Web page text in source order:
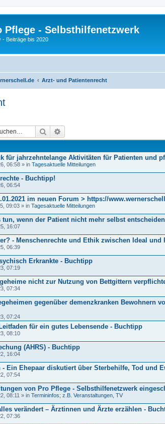
Pflege - Selbsthilfenetzwerk
- Beiträge bis 2020
Arzt- und Patientenrecht
Suche
für jahrzehntelange Aktivitäten für Patienten und
06:58 » in Tagesaktuelle Mitteilungen
- Buchtipp!
06:54
im neuen Forum > https://
09:03 » in Tagesaktuelle Mitteilungen
tun, wenn der Patient nicht mehr selbst
16:07
- Menschenrechte und Ethik zwischen Ideal und
06:39
Erkrankte - Buchtipp
07:19
nicht zur Nutzung von Bettgittern
07:34
gegenüber demenzkranken Bewohnern
07:24
für ein gutes Lebensende - Buchtipp
08:10
(AHRS) - Buchtipp
16:04
- Ein Ehepaar diskutiert über Sterbehilfe, Tod und
07:54
von Pro Pflege - Selbsthilfenetzwerk
08:11 » in Termininfos; z.B. Veranstaltungen, TV
verändert – Ärztinnen und Ärzte erzählen -
07:36